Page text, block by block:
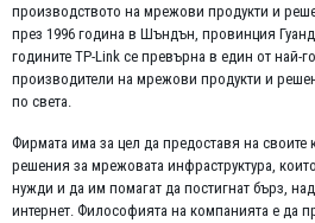
производството на мрежови продукти и
през 1996 година в Шъндън, провинция
годините TP-Link се превърна в един от най-
производители на мрежови продукти и
по света.
Фирмата има за цел да предоставя на своите
решения за мрежовата инфраструктура,
нужди и да им помагат да постигнат бърз,
интернет. Философията на компанията е да